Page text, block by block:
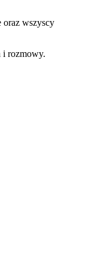
oraz wszyscy
i rozmowy.